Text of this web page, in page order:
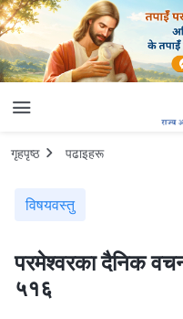
गृहपृष्ठ पढाइहरू
विषयवस्तु
परमेश्‍वरका दैनिक
५१६